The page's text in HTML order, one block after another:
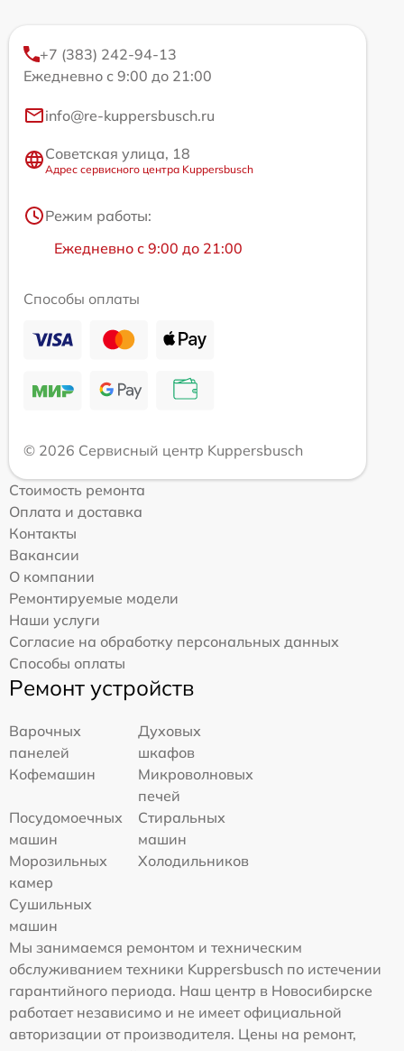
+7 (383) 242-94-13
Ежедневно с 9:00 до 21:00
info@re-kuppersbusch.ru
Советская улица, 18
Адрес сервисного центра Kuppersbusch
Режим работы:
Ежедневно с 9:00 до 21:00
Способы оплаты
© 2026 Сервисный центр Kuppersbusch
Стоимость ремонта
Оплата и доставка
Контакты
Вакансии
О компании
Ремонтируемые модели
Наши услуги
Согласие на обработку персональных данных
Способы оплаты
Ремонт устройств
Варочных
панелей
Духовых
шкафов
Кофемашин
Микроволновых
печей
Посудомоечных
машин
Стиральных
машин
Морозильных
камер
Холодильников
Сушильных
машин
Мы занимаемся ремонтом и техническим
обслуживанием техники Kuppersbusch по истечении
гарантийного периода. Наш центр в Новосибирске
работает независимо и не имеет официальной
авторизации от производителя. Цены на ремонт,